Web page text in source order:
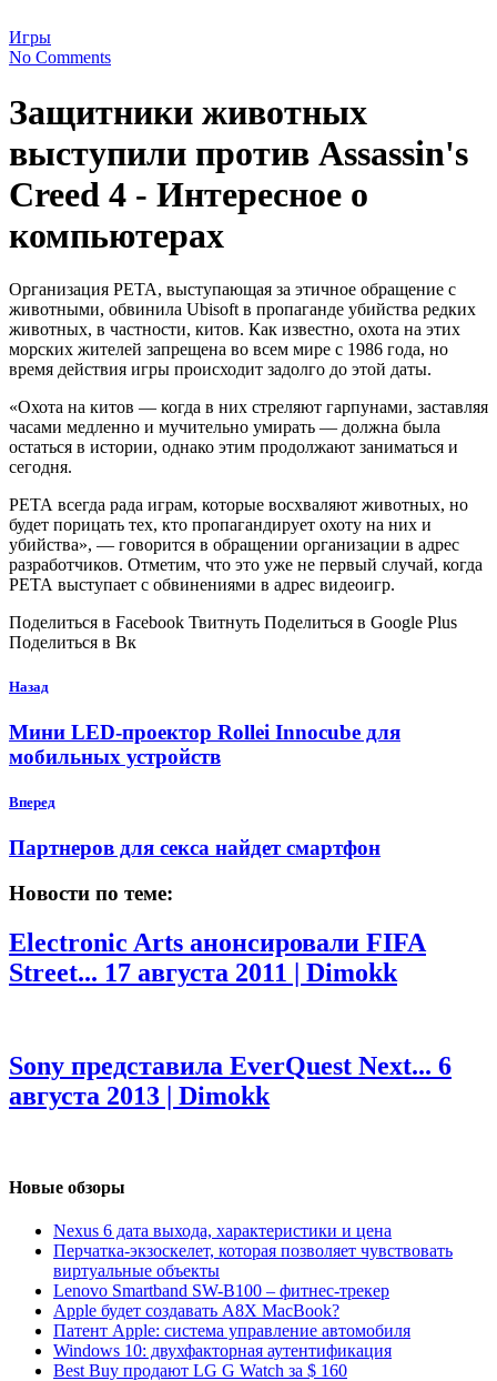
Игры
No Comments
Защитники животных
выступили против Assassin's
Creed 4 - Интересное о
компьютерах
Организация РЕТА, выступающая за этичное обращение с
животными, обвинила Ubisoft в пропаганде убийства редких
животных, в частности, китов. Как известно, охота на этих
морских жителей запрещена во всем мире с 1986 года, но
время действия игры происходит задолго до этой даты.
«Охота на китов — когда в них стреляют гарпунами, заставляя
часами медленно и мучительно умирать — должна была
остаться в истории, однако этим продолжают заниматься и
сегодня.
РЕТА всегда рада играм, которые восхваляют животных, но
будет порицать тех, кто пропагандирует охоту на них и
убийства», — говорится в обращении организации в адрес
разработчиков. Отметим, что это уже не первый случай, когда
РЕТА выступает с обвинениями в адрес видеоигр.
Поделиться в Facebook Твитнуть Поделиться в Google Plus
Поделиться в Вк
Назад
Мини LED-проектор Rollei Innocube для
мобильных устройств
Вперед
Партнеров для секса найдет смартфон
Новости по теме:
Electronic Arts анонсировали FIFA
Street... 17 августа 2011 | Dimokk
Sony представила EverQuest Next... 6
августа 2013 | Dimokk
Новые обзоры
Nexus 6 дата выхода, характеристики и цена
Перчатка-экзоскелет, которая позволяет чувствовать
виртуальные объекты
Lenovo Smartband SW-B100 – фитнес-трекер
Apple будет создавать A8X MacBook?
Патент Apple: система управление автомобиля
Windows 10: двухфакторная аутентификация
Best Buy продают LG G Watch за $ 160